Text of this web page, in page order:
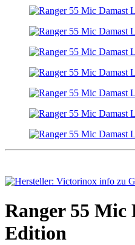
Ranger 55
Edition